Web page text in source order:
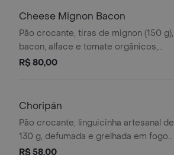
Cheese Mignon Bacon
Pão crocante, tiras de mignon (150 g),
bacon, alface e tomate orgânicos,
queijo tipo cheddar e maionese
R$ 80,00
Choripán
Pão crocante, linguicinha artesanal de
130 g, defumada e grelhada em fogo
forte, alface orgânico, vinagrete e
R$ 58,00